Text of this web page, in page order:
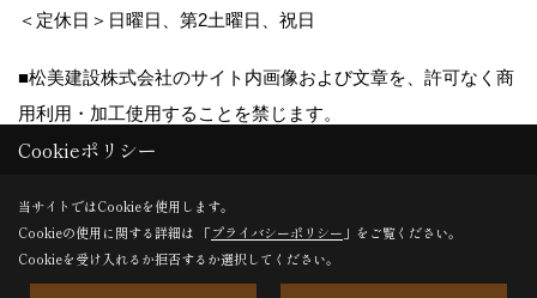
＜定休日＞日曜日、第2土曜日、祝日
■松美建設株式会社のサイト内画像および文章を、許可なく商
用利用・加工使用することを禁じます。
Copyright (c) matsumikensetsu. All Rights Reserved.
Produced byゴデスクリエイト
Cookieポリシー
当サイトではCookieを使用します。
Cookieの使用に関する詳細は 「プライバシーポリシー 」をご覧ください。
Cookieを受け入れるか拒否するか選択してください。